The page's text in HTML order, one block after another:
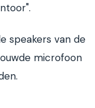
speakers van de
microfoon